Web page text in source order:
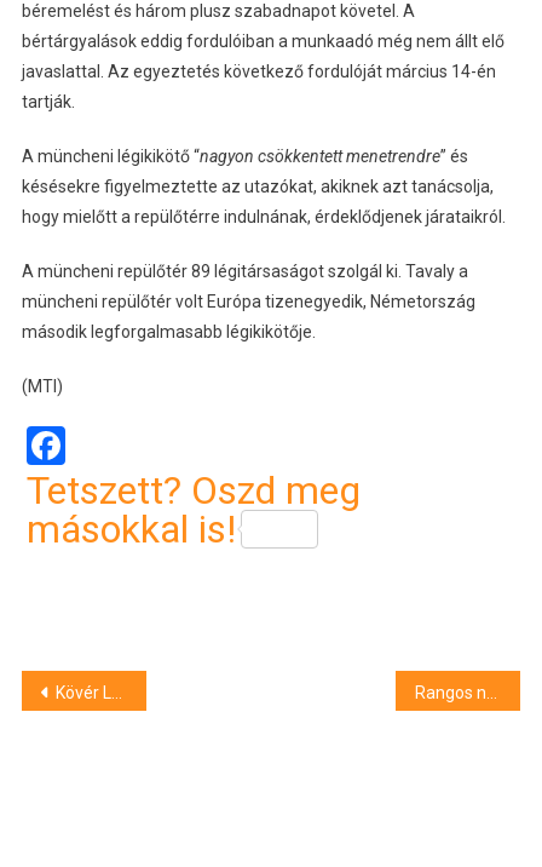
béremelést és három plusz szabadnapot követel. A
bértárgyalások eddig fordulóiban a munkaadó még nem állt elő
javaslattal. Az egyeztetés következő fordulóját március 14-én
tartják.
A müncheni légikikötő “nagyon csökkentett menetrendre” és
késésekre figyelmeztette az utazókat, akiknek azt tanácsolja,
hogy mielőtt a repülőtérre indulnának, érdeklődjenek járataikról.
A müncheni repülőtér 89 légitársaságot szolgál ki. Tavaly a
müncheni repülőtér volt Európa tizenegyedik, Németország
második legforgalmasabb légikikötője.
(MTI)
Facebook
Tetszett? Oszd meg
másokkal is!
Bejegyzés
Kövér László focit szakértett Debrecenben